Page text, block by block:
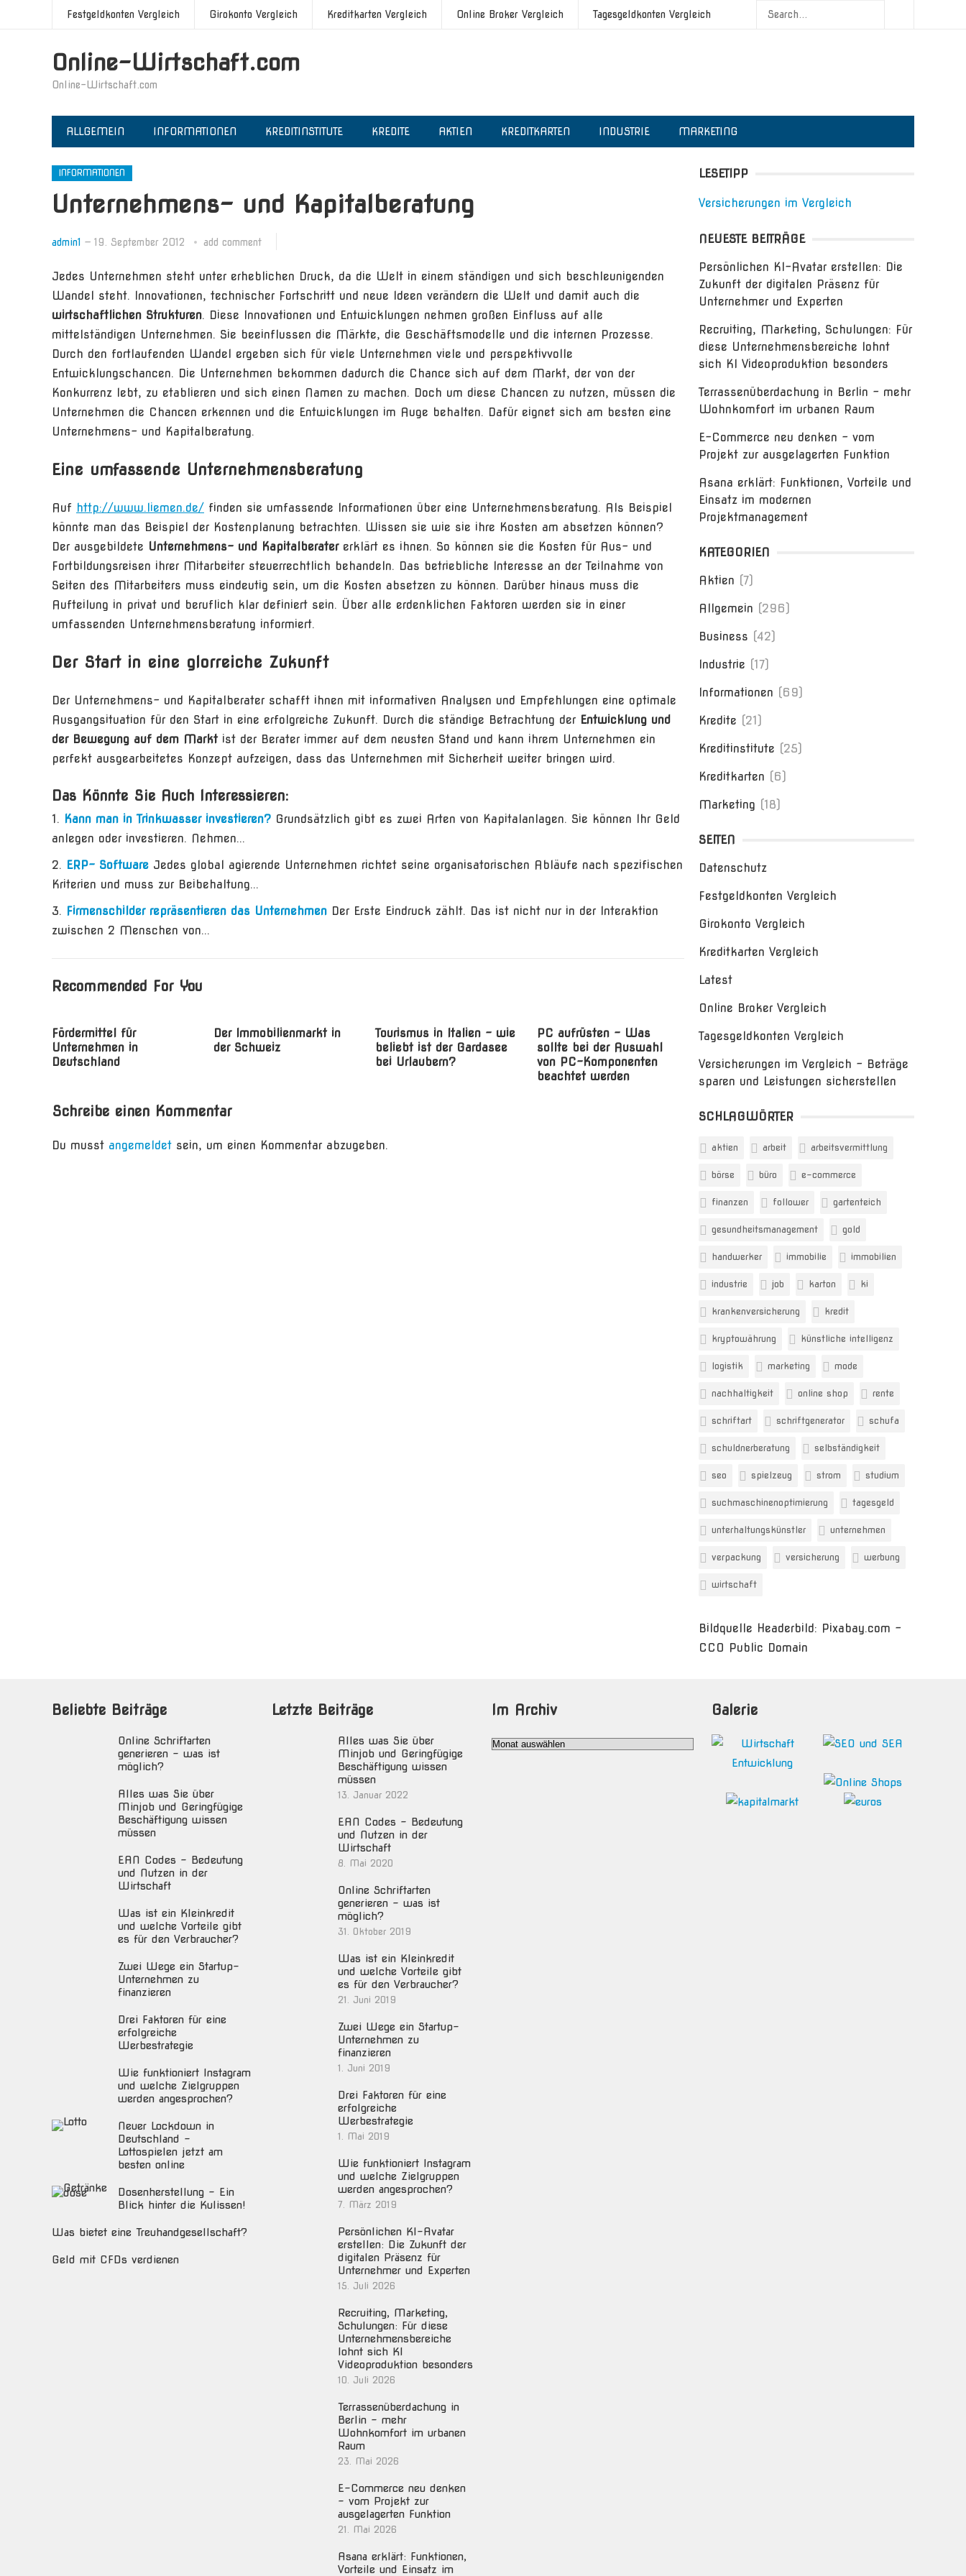
Festgeldkonten Vergleich Girokonto Vergleich Kreditkarten Vergleich Online Broker Vergleich Tagesgeldkonten Vergleich
Online-Wirtschaft.com
Online-Wirtschaft.com
ALLGEMEIN INFORMATIONEN KREDITINSTITUTE KREDITE AKTIEN KREDITKARTEN INDUSTRIE MARKETING
INFORMATIONEN
Unternehmens- und Kapitalberatung
admin1 — 19. September 2012 add comment
Jedes Unternehmen steht unter erheblichen Druck, da die Welt in einem ständigen und sich beschleunigenden
Wandel steht. Innovationen, technischer Fortschritt und neue Ideen verändern die Welt und damit auch die
wirtschaftlichen Strukturen. Diese Innovationen und Entwicklungen nehmen großen Einfluss auf alle
mittelständigen Unternehmen. Sie beeinflussen die Märkte, die Geschäftsmodelle und die internen Prozesse.
Durch den fortlaufenden Wandel ergeben sich für viele Unternehmen viele und perspektivvolle
Entwicklungschancen. Die Unternehmen bekommen dadurch die Chance sich auf dem Markt, der von der
Konkurrenz lebt, zu etablieren und sich einen Namen zu machen. Doch um diese Chancen zu nutzen, müssen die
Unternehmen die Chancen erkennen und die Entwicklungen im Auge behalten. Dafür eignet sich am besten eine
Unternehmens- und Kapitalberatung.
Eine umfassende Unternehmensberatung
Auf http://www.liemen.de/ finden sie umfassende Informationen über eine Unternehmensberatung. Als Beispiel
könnte man das Beispiel der Kostenplanung betrachten. Wissen sie wie sie ihre Kosten am absetzen können?
Der ausgebildete Unternehmens- und Kapitalberatererklärt es ihnen. So können sie die Kosten für Aus- und
Fortbildungsreisen ihrer Mitarbeiter steuerrechtlich behandeln. Das betriebliche Interesse an der Teilnahme von
Seiten des Mitarbeiters muss eindeutig sein, um die Kosten absetzen zu können. Darüber hinaus muss die
Aufteilung in privat und beruflich klar definiert sein. Über alle erdenklichen Faktoren werden sie in einer
umfassenden Unternehmensberatung informiert.
Der Start in eine glorreiche Zukunft
Der Unternehmens- und Kapitalberater schafft ihnen mit informativen Analysen und Empfehlungen eine optimale
Ausgangsituation für den Start in eine erfolgreiche Zukunft. Durch die ständige Betrachtung der Entwicklung und
der Bewegung auf dem Marktist der Berater immer auf dem neusten Stand und kann ihrem Unternehmen ein
perfekt ausgearbeitetes Konzept aufzeigen, dass das Unternehmen mit Sicherheit weiter bringen wird.
Das Könnte Sie Auch Interessieren:
Kann man in Trinkwasser investieren? Grundsätzlich gibt es zwei Arten von Kapitalanlagen. Sie können Ihr Geld
anlegen oder investieren. Nehmen...
ERP- Software Jedes global agierende Unternehmen richtet seine organisatorischen Abläufe nach spezifischen
Kriterien und muss zur Beibehaltung...
Firmenschilder repräsentieren das Unternehmen Der Erste Eindruck zählt. Das ist nicht nur in der Interaktion
zwischen 2 Menschen von...
Recommended For You
Fördermittel für
Unternehmen in
Deutschland
Der Immobilienmarkt in
der Schweiz
Tourismus in Italien – wie
beliebt ist der Gardasee
bei Urlaubern?
PC aufrüsten – Was
sollte bei der Auswahl
von PC-Komponenten
beachtet werden
Schreibe einen Kommentar
Du musst angemeldet sein, um einen Kommentar abzugeben.
LESETIPP
Versicherungen im Vergleich
NEUESTE BEITRÄGE
Persönlichen KI-Avatar erstellen: Die
Zukunft der digitalen Präsenz für
Unternehmer und Experten
Recruiting, Marketing, Schulungen: Für
diese Unternehmensbereiche lohnt
sich KI Videoproduktion besonders
Terrassenüberdachung in Berlin – mehr
Wohnkomfort im urbanen Raum
E-Commerce neu denken – vom
Projekt zur ausgelagerten Funktion
Asana erklärt: Funktionen, Vorteile und
Einsatz im modernen
Projektmanagement
KATEGORIEN
Aktien (7)
Allgemein (296)
Business (42)
Industrie (17)
Informationen (69)
Kredite (21)
Kreditinstitute (25)
Kreditkarten (6)
Marketing (18)
SEITEN
Datenschutz
Festgeldkonten Vergleich
Girokonto Vergleich
Kreditkarten Vergleich
Latest
Online Broker Vergleich
Tagesgeldkonten Vergleich
Versicherungen im Vergleich – Beträge
sparen und Leistungen sicherstellen
SCHLAGWÖRTER
aktien arbeit arbeitsvermittlung
börse büro e-commerce
finanzen follower gartenteich
gesundheitsmanagement gold
handwerker immobilie immobilien
industrie job karton ki
krankenversicherung kredit
kryptowährung künstliche intelligenz
logistik marketing mode
nachhaltigkeit online shop rente
schriftart schriftgenerator schufa
schuldnerberatung selbständigkeit
seo spielzeug strom studium
suchmaschinenoptimierung tagesgeld
unterhaltungskünstler unternehmen
verpackung versicherung werbung
wirtschaft
Bildquelle Headerbild: Pixabay.com -
CC0 Public Domain
Beliebte Beiträge
Online Schriftarten
generieren – was ist
möglich?
Alles was Sie über
Minjob und Geringfügige
Beschäftigung wissen
müssen
EAN Codes – Bedeutung
und Nutzen in der
Wirtschaft
Was ist ein Kleinkredit
und welche Vorteile gibt
es für den Verbraucher?
Zwei Wege ein Startup-
Unternehmen zu
finanzieren
Drei Faktoren für eine
erfolgreiche
Werbestrategie
Wie funktioniert Instagram
und welche Zielgruppen
werden angesprochen?
Neuer Lockdown in
Deutschland –
Lottospielen jetzt am
besten online
Dosenherstellung – Ein
Blick hinter die Kulissen!
Was bietet eine Treuhandgesellschaft?
Geld mit CFDs verdienen
Letzte Beiträge
Alles was Sie über
Minjob und Geringfügige
Beschäftigung wissen
müssen
13. Januar 2022
EAN Codes – Bedeutung
und Nutzen in der
Wirtschaft
8. Mai 2020
Online Schriftarten
generieren – was ist
möglich?
31. Oktober 2019
Was ist ein Kleinkredit
und welche Vorteile gibt
es für den Verbraucher?
21. Juni 2019
Zwei Wege ein Startup-
Unternehmen zu
finanzieren
1. Juni 2019
Drei Faktoren für eine
erfolgreiche
Werbestrategie
1. Mai 2019
Wie funktioniert Instagram
und welche Zielgruppen
werden angesprochen?
7. März 2019
Persönlichen KI-Avatar
erstellen: Die Zukunft der
digitalen Präsenz für
Unternehmer und Experten
15. Juli 2026
Recruiting, Marketing,
Schulungen: Für diese
Unternehmensbereiche
lohnt sich KI
Videoproduktion besonders
10. Juli 2026
Terrassenüberdachung in
Berlin – mehr
Wohnkomfort im urbanen
Raum
23. Mai 2026
E-Commerce neu denken
– vom Projekt zur
ausgelagerten Funktion
21. Mai 2026
Asana erklärt: Funktionen,
Vorteile und Einsatz im
Im Archiv
Im
Galerie